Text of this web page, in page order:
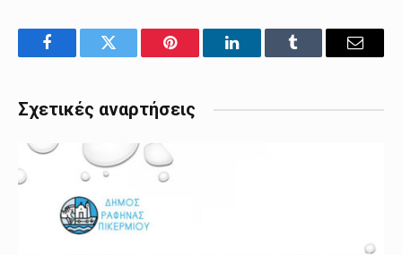
FacebookTwitter Pinterest LinkedInTumblr Email
Σχετικές αναρτήσεις